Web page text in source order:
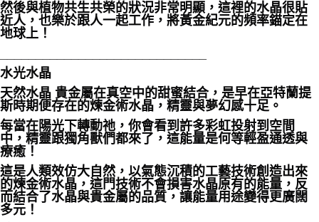
然後與植物共生共榮的狀況非常明顯，這裡的水晶很貼
近人，也樂於跟人一起工作，將黃金紀元的頻率錨定在
地球上！
水光水晶
天然水晶 貴金屬在真空中的甜蜜結合，是早在亞特蘭提
斯時期便存在的煉金術水晶，精靈與夢幻感十足。
每當在陽光下轉動祂，你會看到許多彩虹投射到空間
中，精靈跟獨角獸們都來了，這能量是何等輕盈通透與
療癒！
這是人類效仿大自然，以氣態沉積的工藝技術創造出來
的煉金術水晶，這門技術不會損害水晶原有的能量，反
而結合了水晶與貴金屬的品質，讓能量用途變得更廣闊
多元！